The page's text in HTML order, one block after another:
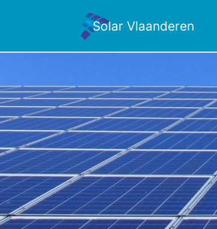
Solar Vlaanderen